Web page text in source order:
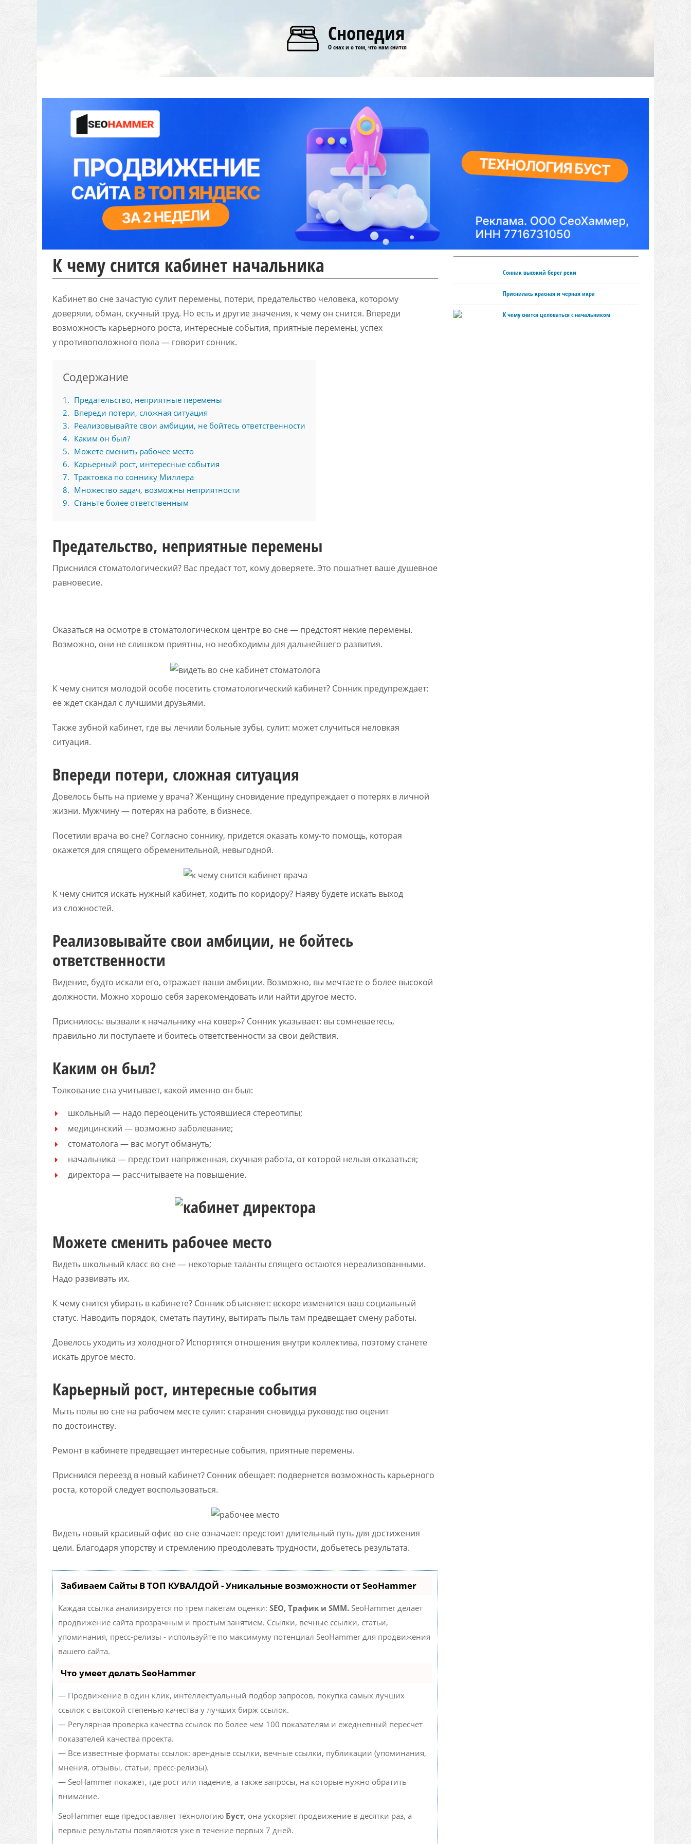
Снопедия
О снах и о том, что нам снится
К чему снится кабинет начальника
Кабинет во сне зачастую сулит перемены, потери, предательство человека, которому
доверяли, обман, скучный труд. Но есть и другие значения, к чему он снится. Впереди
возможность карьерного роста, интересные события, приятные перемены, успех
у противоположного пола — говорит сонник.
Содержание
1
Предательство, неприятные перемены
2
Впереди потери, сложная ситуация
3
Реализовывайте свои амбиции, не бойтесь ответственности
4
Каким он был?
5
Можете сменить рабочее место
6
Карьерный рост, интересные события
7
Трактовка по соннику Миллера
8
Множество задач, возможны неприятности
9
Станьте более ответственным
Предательство, неприятные перемены
Приснился стоматологический? Вас предаст тот, кому доверяете. Это пошатнет ваше душевное
равновесие.
Оказаться на осмотре в стоматологическом центре во сне — предстоят некие перемены.
Возможно, они не слишком приятны, но необходимы для дальнейшего развития.
К чему снится молодой особе посетить стоматологический кабинет? Сонник предупреждает:
ее ждет скандал с лучшими друзьями.
Также зубной кабинет, где вы лечили больные зубы, сулит: может случиться неловкая
ситуация.
Впереди потери, сложная ситуация
Довелось быть на приеме у врача? Женщину сновидение предупреждает о потерях в личной
жизни. Мужчину — потерях на работе, в бизнесе.
Посетили врача во сне? Согласно соннику, придется оказать кому-то помощь, которая
окажется для спящего обременительной, невыгодной.
К чему снится искать нужный кабинет, ходить по коридору? Наяву будете искать выход
из сложностей.
Реализовывайте свои амбиции, не бойтесь
ответственности
Видение, будто искали его, отражает ваши амбиции. Возможно, вы мечтаете о более высокой
должности. Можно хорошо себя зарекомендовать или найти другое место.
Приснилось: вызвали к начальнику «на ковер»? Сонник указывает: вы сомневаетесь,
правильно ли поступаете и боитесь ответственности за свои действия.
Каким он был?
Толкование сна учитывает, какой именно он был:
школьный — надо переоценить устоявшиеся стереотипы;
медицинский — возможно заболевание;
стоматолога — вас могут обмануть;
начальника — предстоит напряженная, скучная работа, от которой нельзя отказаться;
директора — рассчитываете на повышение.
Можете сменить рабочее место
Видеть школьный класс во сне — некоторые таланты спящего остаются нереализованными.
Надо развивать их.
К чему снится убирать в кабинете? Сонник объясняет: вскоре изменится ваш социальный
статус. Наводить порядок, сметать паутину, вытирать пыль там предвещает смену работы.
Довелось уходить из холодного? Испортятся отношения внутри коллектива, поэтому станете
искать другое место.
Карьерный рост, интересные события
Мыть полы во сне на рабочем месте сулит: старания сновидца руководство оценит
по достоинству.
Ремонт в кабинете предвещает интересные события, приятные перемены.
Приснился переезд в новый кабинет? Сонник обещает: подвернется возможность карьерного
роста, которой следует воспользоваться.
Видеть новый красивый офис во сне означает: предстоит длительный путь для достижения
цели. Благодаря упорству и стремлению преодолевать трудности, добьетесь результата.
Забиваем Сайты В ТОП КУВАЛДОЙ - Уникальные возможности от SeoHammer
Каждая ссылка анализируется по трем пакетам оценки: SEO, Трафик и SMM. SeoHammer делает
продвижение сайта прозрачным и простым занятием. Ссылки, вечные ссылки, статьи,
упоминания, пресс-релизы - используйте по максимуму потенциал SeoHammer для продвижения
вашего сайта.
Что умеет делать SeoHammer
— Продвижение в один клик, интеллектуальный подбор запросов, покупка самых лучших
ссылок с высокой степенью качества у лучших бирж ссылок.
— Регулярная проверка качества ссылок по более чем 100 показателям и ежедневный пересчет
показателей качества проекта.
— Все известные форматы ссылок: арендные ссылки, вечные ссылки, публикации (упоминания,
мнения, отзывы, статьи, пресс-релизы).
— SeoHammer покажет, где рост или падение, а также запросы, на которые нужно обратить
внимание.
SeoHammer еще предоставляет технологию Буст, она ускоряет продвижение в десятки раз, а
первые результаты появляются уже в течение первых 7 дней.
Сонник высокий берег реки
Приснилась красная и черная икра
К чему снится целоваться с начальником